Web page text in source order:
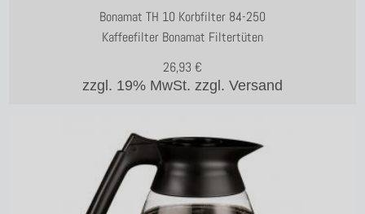
Bonamat TH 10 Korbfilter 84-250
Kaffeefilter Bonamat Filtertüten
zzgl. 19% MwSt. zzgl. Versand
26,93 €